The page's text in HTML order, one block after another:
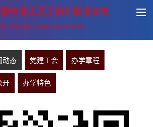
市温江区王府外国语学校
FOREIGN LANGUAGE SCHOOL
动态 党建工会 办学章程
开 办学特色